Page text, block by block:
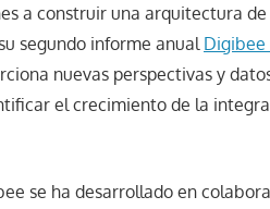
a construir una arquitectura
segundo informe anual
nuevas perspectivas y
el crecimiento de la
se ha desarrollado en